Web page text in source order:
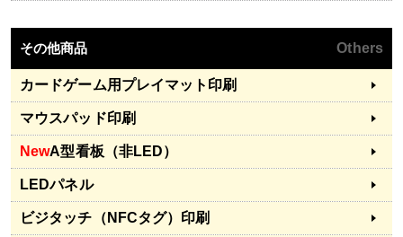
その他商品 Others
カードゲーム用プレイマット印刷
マウスパッド印刷
NewA型看板（非LED）
LEDパネル
ビジタッチ（NFCタグ）印刷